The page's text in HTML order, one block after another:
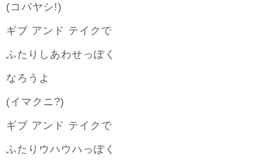
(コバヤシ!)
ギブ アンド テイクで
ふたりしあわせっぽく
なろうよ
(イマクニ?)
ギブ アンド テイクで
ふたりウハウハっぽく